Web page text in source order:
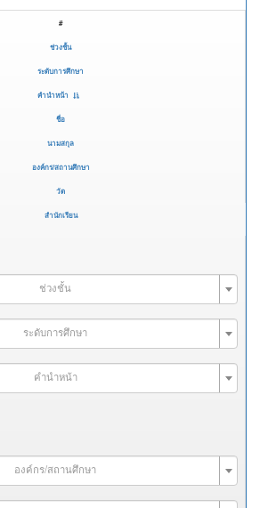
#
ช่วงชั้น
ระดับการศึกษา
คำนำหน้า
ชื่อ
นามสกุล
องค์กร/สถานศึกษา
วัด
สำนักเรียน
ช่วงชั้น
ระดับการศึกษา
คำนำหน้า
องค์กร/สถานศึกษา